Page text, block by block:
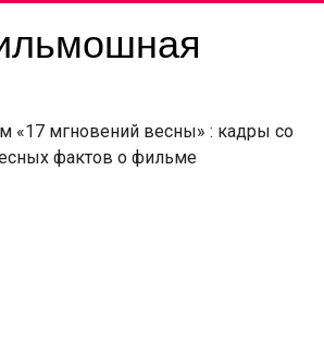
«17 мгновений весны» : кадры со
фактов о фильме